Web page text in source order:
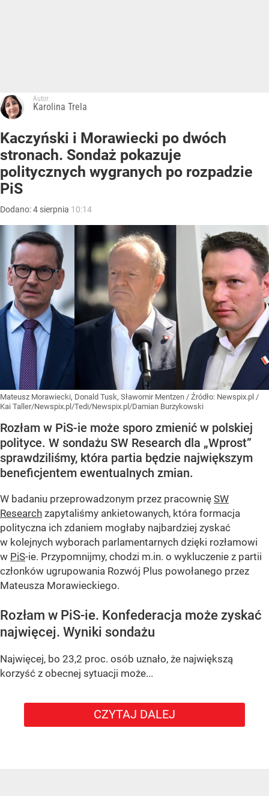
Autor:
Karolina Trela
Kaczyński i Morawiecki po dwóch
stronach. Sondaż pokazuje
politycznych wygranych po rozpadzie
PiS
Dodano:4 sierpnia 10:14
Mateusz Morawiecki, Donald Tusk, Sławomir Mentzen / Źródło: Newspix.pl /
Kai Taller/Newspix.pl/Tedi/Newspix.pl/Damian Burzykowski
Rozłam w PiS-ie może sporo zmienić w polskiej
polityce. W sondażu SW Research dla „Wprost”
sprawdziliśmy, która partia będzie największym
beneficjentem ewentualnych zmian.
W badaniu przeprowadzonym przez pracownię SW
Research zapytaliśmy ankietowanych, która formacja
polityczna ich zdaniem mogłaby najbardziej zyskać
w kolejnych wyborach parlamentarnych dzięki rozłamowi
w PiS-ie. Przypomnijmy, chodzi m.in. o wykluczenie z partii
członków ugrupowania Rozwój Plus powołanego przez
Mateusza Morawieckiego.
Rozłam w PiS-ie. Konfederacja może zyskać
najwięcej. Wyniki sondażu
Najwięcej, bo 23,2 proc. osób uznało, że największą
korzyść z obecnej sytuacji może...
CZYTAJ DALEJ